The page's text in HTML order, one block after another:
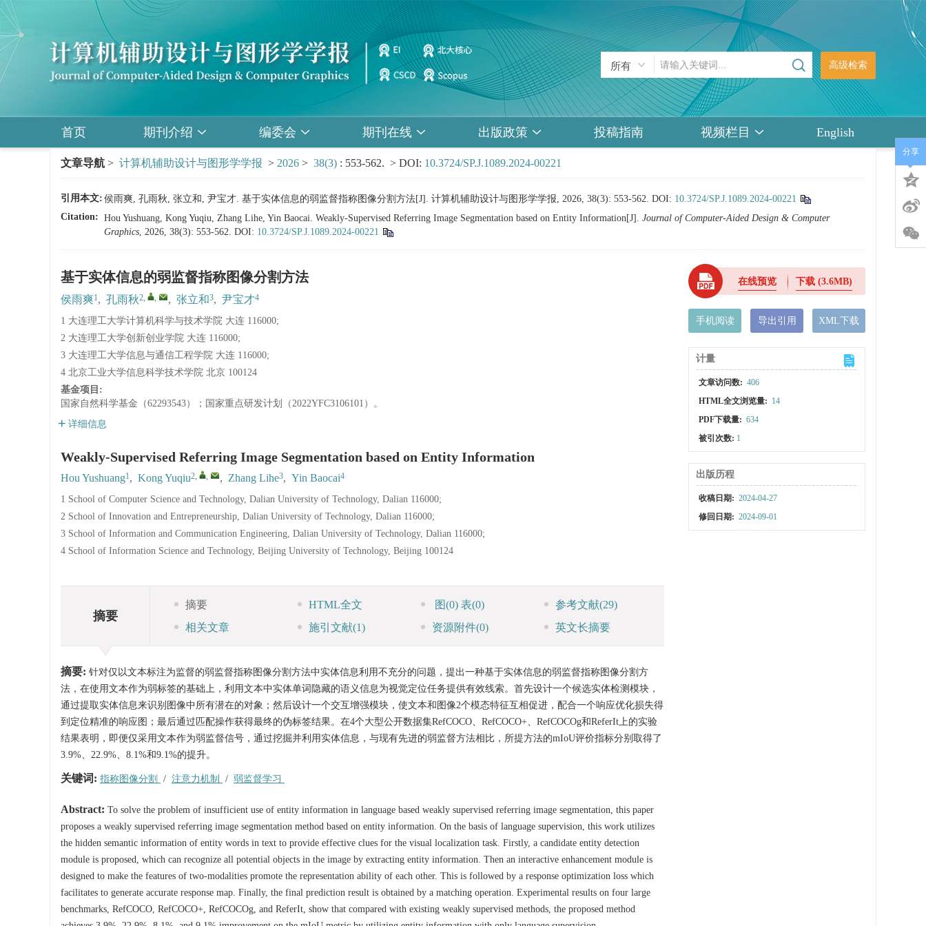
高级检索
首页 期刊介绍 编委会 期刊在线 出版政策 投稿指南 视频栏目 English
文章导航 > 计算机辅助设计与图形学学报 > 2026 > 38(3) : 553-562. > DOI: 10.3724/SP.J.1089.2024-00221
引用本文: 侯雨爽, 孔雨秋, 张立和, 尹宝才. 基于实体信息的弱监督指称图像分割方法[J]. 计算机辅助设计与图形学学报, 2026, 38(3): 553-562. DOI: 10.3724/SP.J.1089.2024-00221
Citation: Hou Yushuang, Kong Yuqiu, Zhang Lihe, Yin Baocai. Weakly-Supervised Referring Image Segmentation based on Entity Information[J]. Journal of Computer-Aided Design & Computer
Graphics, 2026, 38(3): 553-562. DOI: 10.3724/SP.J.1089.2024-00221
基于实体信息的弱监督指称图像分割方法
侯雨爽1, 孔雨秋2, , , 张立和3, 尹宝才4
1 大连理工大学计算机科学与技术学院 大连 116000;
2 大连理工大学创新创业学院 大连 116000;
3 大连理工大学信息与通信工程学院 大连 116000;
4 北京工业大学信息科学技术学院 北京 100124
基金项目:
国家自然科学基金（62293543）；国家重点研发计划（2022YFC3106101）。
详细信息
Weakly-Supervised Referring Image Segmentation based on Entity Information
Hou Yushuang1, Kong Yuqiu2, , , Zhang Lihe3, Yin Baocai4
1 School of Computer Science and Technology, Dalian University of Technology, Dalian 116000;
2 School of Innovation and Entrepreneurship, Dalian University of Technology, Dalian 116000;
3 School of Information and Communication Engineering, Dalian University of Technology, Dalian 116000;
4 School of Information Science and Technology, Beijing University of Technology, Beijing 100124
摘要
摘要 HTML全文 图(0) 表(0) 参考文献(29)
相关文章
施引文献(1) 资源附件(0) 英文长摘要
摘要: 针对仅以文本标注为监督的弱监督指称图像分割方法中实体信息利用不充分的问题，提出一种基于实体信息的弱监督指称图像分割方
法，在使用文本作为弱标签的基础上，利用文本中实体单词隐藏的语义信息为视觉定位任务提供有效线索。首先设计一个候选实体检测模块，
通过提取实体信息来识别图像中所有潜在的对象；然后设计一个交互增强模块，使文本和图像2个模态特征互相促进，配合一个响应优化损失得
到定位精准的响应图；最后通过匹配操作获得最终的伪标签结果。在4个大型公开数据集RefCOCO、RefCOCO+、RefCOCOg和ReferIt上的实验
结果表明，即便仅采用文本作为弱监督信号，通过挖掘并利用实体信息，与现有先进的弱监督方法相比，所提方法的mIoU评价指标分别取得了
3.9%、22.9%、8.1%和9.1%的提升。
关键词: 指称图像分割 / 注意力机制 / 弱监督学习
Abstract: To solve the problem of insufficient use of entity information in language based weakly supervised referring image segmentation, this paper
proposes a weakly supervised referring image segmentation method based on entity information. On the basis of language supervision, this work utilizes
the hidden semantic information of entity words in text to provide effective clues for the visual localization task. Firstly, a candidate entity detection
module is proposed, which can recognize all potential objects in the image by extracting entity information. Then an interactive enhancement module is
designed to make the features of two-modalities promote the representation ability of each other. This is followed by a response optimization loss which
facilitates to generate accurate response map. Finally, the final prediction result is obtained by a matching operation. Experimental results on four large
benchmarks, RefCOCO, RefCOCO+, RefCOCOg, and ReferIt, show that compared with existing weakly supervised methods, the proposed method
在线预览 下载(3.6MB)
手机阅读 导出引用 XML下载
计量
文章访问数: 406
HTML全文浏览量: 14
PDF下载量: 634
被引次数: 1
出版历程
收稿日期: 2024-04-27
修回日期: 2024-09-01
分享